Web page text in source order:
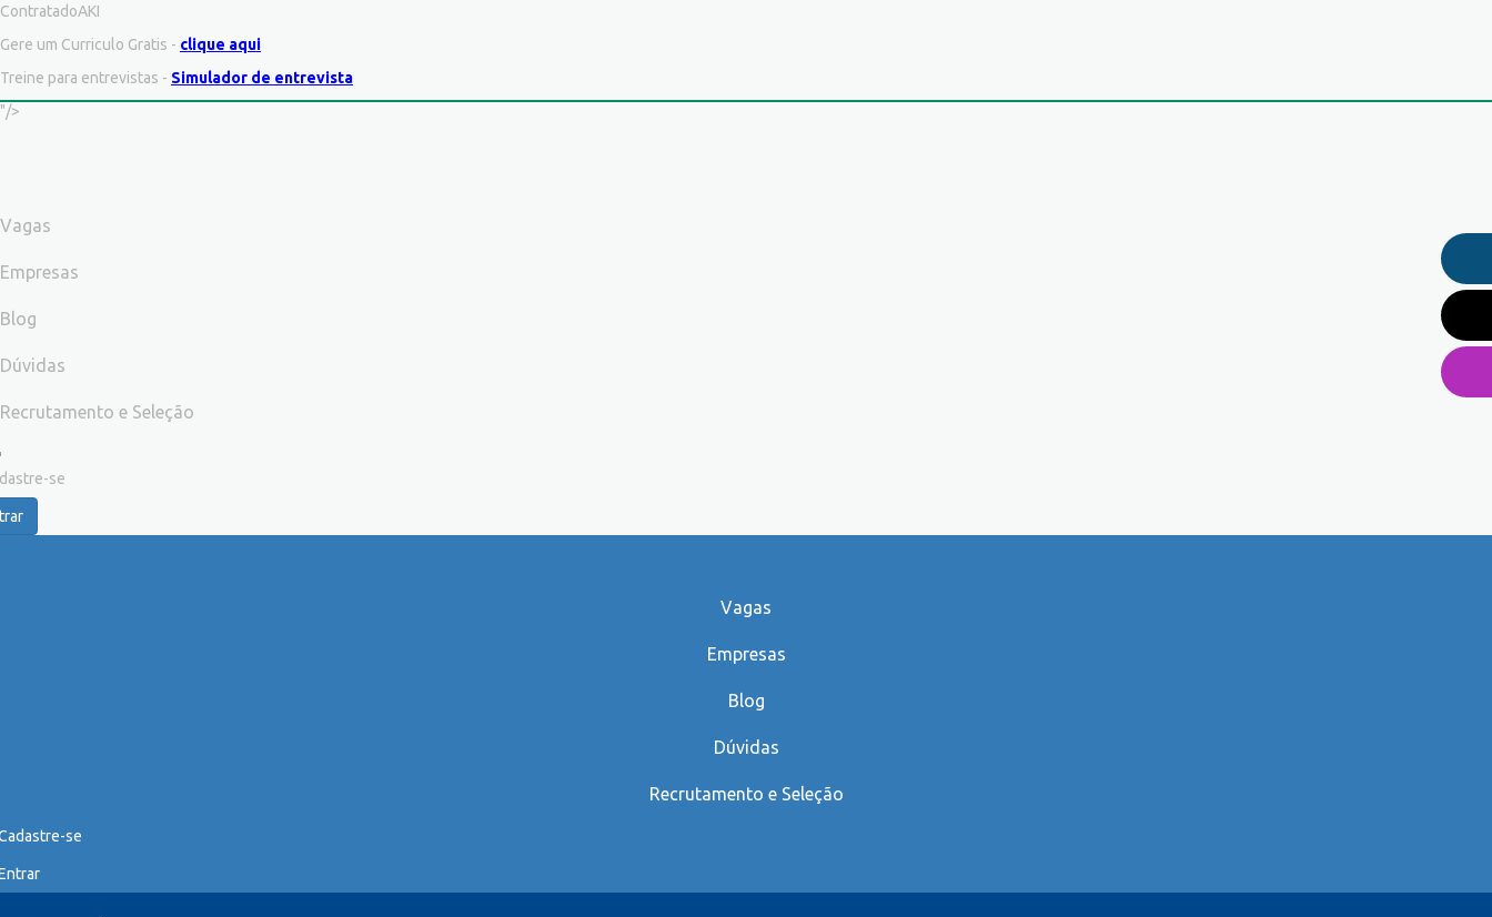
ContratadoAKI
Gere um Curriculo Gratis - clique aqui
Treine para entrevistas - Simulador de entrevista
"/>
Vagas
Empresas
Blog
Dúvidas
Recrutamento e Seleção
se
Vagas
Empresas
Blog
Dúvidas
Recrutamento e Seleção
se